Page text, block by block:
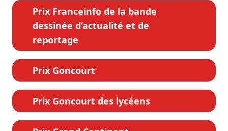
Prix Franceinfo de la bande
dessinée d’actualité et de
reportage
Prix Goncourt
Prix Goncourt des lycéens